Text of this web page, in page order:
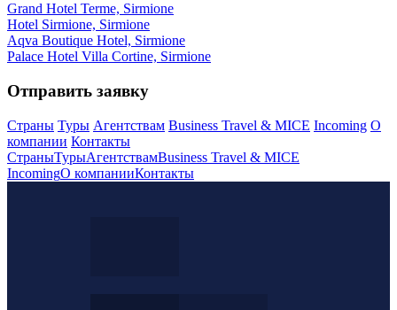
Grand Hotel Terme, Sirmione
Hotel Sirmione, Sirmione
Aqva Boutique Hotel, Sirmione
Palace Hotel Villa Cortine, Sirmione
Отправить заявку
Страны Туры Агентствам Business Travel & MICE Incoming О
компании Контакты
СтраныТурыАгентствамBusiness Travel & MICE
IncomingО компанииКонтакты